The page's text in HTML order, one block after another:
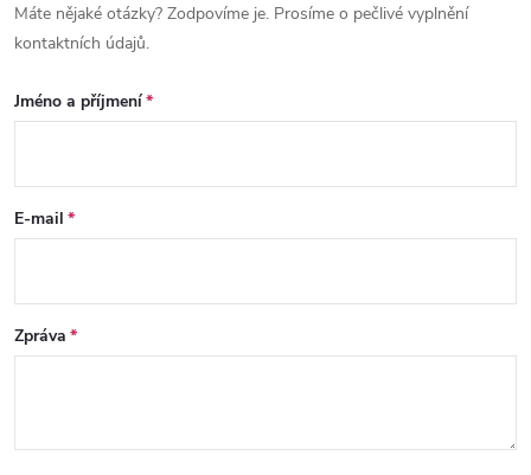
Máte nějaké otázky? Zodpovíme je. Prosíme o pečlivé vyplnění
kontaktních údajů.
Jméno a příjmení
E-mail
Zpráva